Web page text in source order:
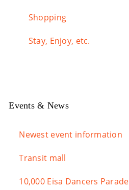
Shopping
Stay, Enjoy, etc.
Events & News
Newest event information
Transit mall
10,000 Eisa Dancers Parade